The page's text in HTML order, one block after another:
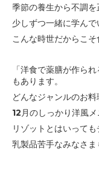
季節の養生から不調を
少しずつ一緒に学んで
こんな時世だからこそ
「洋食で薬膳が作ら
もあります。
どんなジャンルのお料
12月のしっかり洋風メ
リゾットとはいっても
乳製品苦手なみなさま